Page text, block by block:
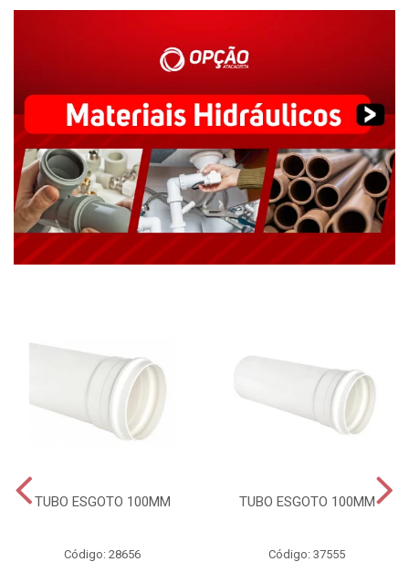
TUBO ESGOTO 100MM
Código: 28656
TUBO ESGOTO 100MM
Código: 37555